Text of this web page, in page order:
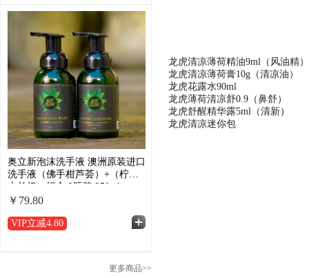
奥立新泡沫洗手液 澳洲原装进口
洗手液（佛手柑芦荟）+（柠檬
山羊奶）组合 2瓶装 250ml
￥79.80
VIP立减4.80
更多商品>>
龙虎清凉薄荷精油9ml（风油精）
龙虎清凉薄荷膏10g（清凉油）
龙虎花露水90ml
龙虎薄荷清凉舒0.9（鼻舒）
龙虎舒醒精华露5ml（清新）
龙虎清凉迷你包